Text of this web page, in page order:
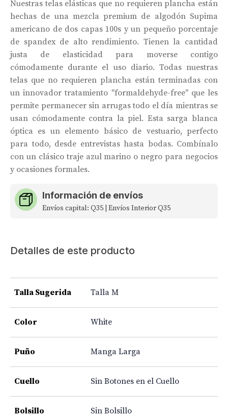
Nuestras telas elásticas que no requieren plancha están
hechas de una mezcla premium de algodón Supima
americano de dos capas 100s y un pequeño porcentaje
de spandex de alto rendimiento. Tienen la cantidad
justa de elasticidad para moverse contigo
cómodamente durante el uso diario. Todas nuestras
telas que no requieren plancha están terminadas con
un innovador tratamiento "formaldehyde-free" que les
permite permanecer sin arrugas todo el día mientras se
usan cómodamente contra la piel. Esta sarga blanca
óptica es un elemento básico de vestuario, perfecto
para todo, desde entrevistas hasta bodas. Combínalo
con un clásico traje azul marino o negro para negocios
y ocasiones formales.
Información de envíos
Envíos capital: Q35 | Envíos Interior Q35
Detalles de este producto
Talla Sugerida Talla M
Color White
Puño Manga Larga
Cuello Sin Botones en el Cuello
Bolsillo Sin Bolsillo